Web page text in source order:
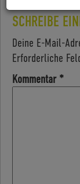
SCHREIBE
Deine E-Mail-
Erforderliche
Kommentar *